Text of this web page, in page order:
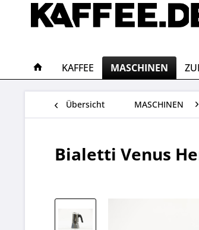
KAFFEE MASCHINEN
Übersicht MASCHINEN
Bialetti Venus